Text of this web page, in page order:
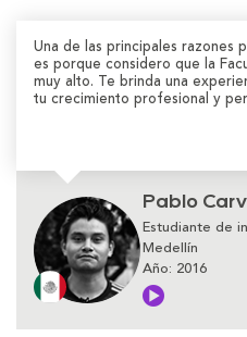
Una de las principales razones
es porque considero que la
muy alto. Te brinda una
tu crecimiento profesional y
Pablo
Estudiante de
Medellín
Año: 2016